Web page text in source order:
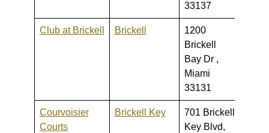
33137
Club at Brickell Brickell
1200
Brickell
Bay Dr ,
Miami
33131
Courvoisier
Courts
Brickell Key
701 Brickell
Key Blvd,